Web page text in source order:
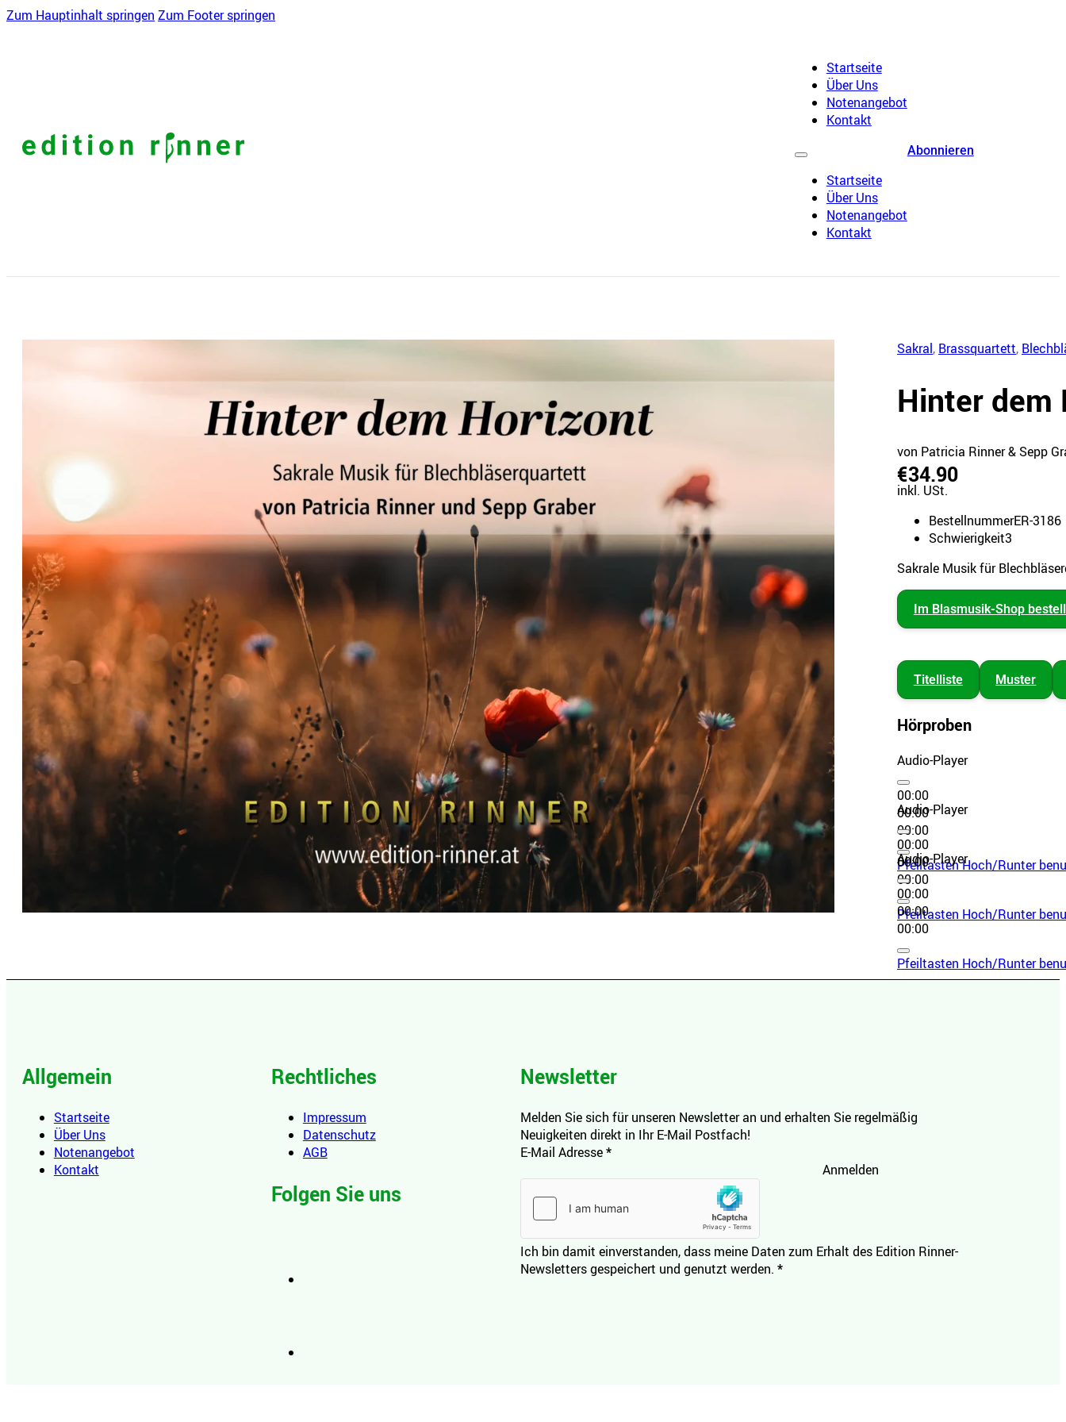
Zum Hauptinhalt springen Zum Footer springen
Startseite
Über Uns
Notenangebot
Kontakt
Startseite
Über Uns
Notenangebot
Kontakt
Abonnieren
Sakral, Brassquartett,
Hinter dem
von Patricia Rinner & Sepp
€34.90
inkl. USt.
BestellnummerER-3186
Schwierigkeit3
Sakrale Musik für
Im Blasmusik-Shop
Titelliste Muster
Hörproben
Audio-Player
00:00
00:00
00:00
Pfeiltasten Hoch/Runter
Audio-Player
00:00
00:00
00:00
Pfeiltasten Hoch/Runter
Audio-Player
00:00
00:00
00:00
Pfeiltasten Hoch/Runter
Allgemein
Startseite
Über Uns
Notenangebot
Kontakt
Rechtliches
Impressum
Datenschutz
AGB
Folgen Sie uns
Newsletter
Melden Sie sich für unseren Newsletter an und erhalten Sie regelmäßig
Neuigkeiten direkt in Ihr E-Mail Postfach!
E-Mail Adresse*
Anmelden
Ich bin damit einverstanden, dass meine Daten zum Erhalt des Edition Rinner-
Newsletters gespeichert und genutzt werden. *